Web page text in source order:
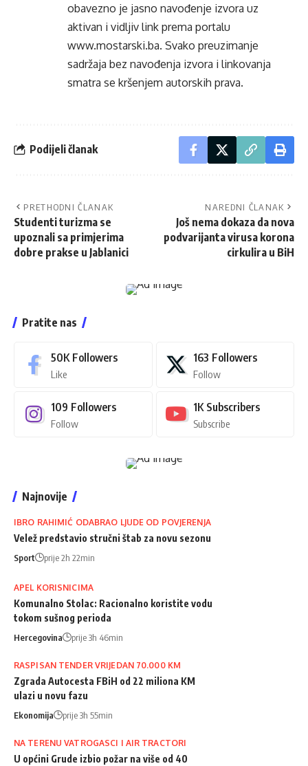
obavezno je jasno navođenje izvora uz
aktivan i vidljiv link prema portalu
www.mostarski.ba. Svako preuzimanje
sadržaja bez navođenja izvora i linkovanja
smatra se kršenjem autorskih prava.
Podijeli članak
PRETHODNI ČLANAK
Studenti turizma se
upoznali sa primjerima
dobre prakse u Jablanici
NAREDNI ČLANAK
Još nema dokaza da nova
podvarijanta virusa korona
cirkulira u BiH
Pratite nas
50K Followers
Like
163 Followers
Follow
109 Followers
Follow
1K Subscribers
Subscribe
Najnovije
IBRO RAHIMIĆ ODABRAO LJUDE OD POVJERENJA
Velež predstavio stručni štab za novu sezonu
Sport prije 2h 22min
APEL KORISNICIMA
Komunalno Stolac: Racionalno koristite vodu
tokom sušnog perioda
Hercegovina prije 3h 46min
RASPISAN TENDER VRIJEDAN 70.000 KM
Zgrada Autocesta FBiH od 22 miliona KM
ulazi u novu fazu
Ekonomija prije 3h 55min
NA TERENU VATROGASCI I AIR TRACTORI
U općini Grude izbio požar na više od 40